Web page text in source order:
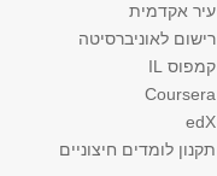
עיר אקדמית
רישום לאוניברסיטה
קמפוס IL
Coursera
edX
תקנון לומדים חיצוניים